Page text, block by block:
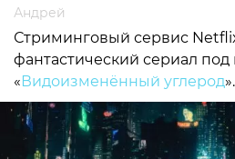
Андрей
Стриминговый сервис
фантастический сериал
«Видоизменённый углерод».